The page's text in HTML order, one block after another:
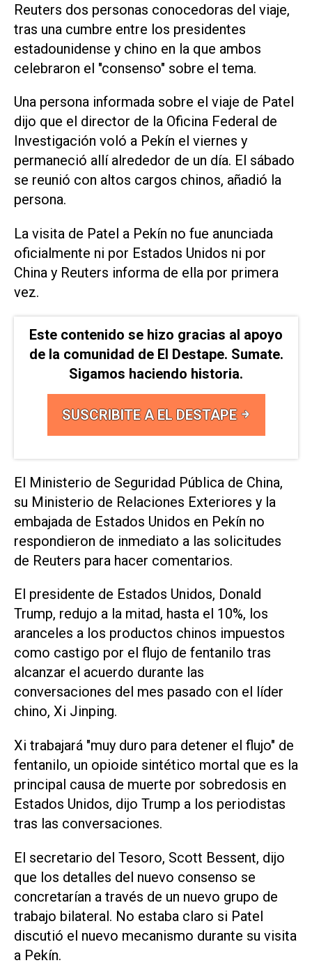
Reuters dos personas conocedoras del viaje,
tras una cumbre entre los presidentes
estadounidense y chino en la que ambos
celebraron el "consenso" sobre el tema.
Una persona informada sobre el viaje de Patel
dijo que el director de la Oficina Federal de
Investigación voló a Pekín el viernes y
permaneció allí alrededor de un día. El sábado
se reunió con altos cargos chinos, añadió la
persona.
La visita de Patel a Pekín no fue anunciada
oficialmente ni por Estados Unidos ni por
China y Reuters informa de ella por primera
vez.
Este contenido se hizo gracias al apoyo
de la comunidad de El Destape. Sumate.
Sigamos haciendo historia.
SUSCRIBITE A EL DESTAPE
El Ministerio de Seguridad Pública de China,
su Ministerio de Relaciones Exteriores y la
embajada de Estados Unidos en Pekín no
respondieron de inmediato a las solicitudes
de Reuters para hacer comentarios.
El presidente de Estados Unidos, Donald
Trump, redujo a la mitad, hasta el 10%, los
aranceles a los productos chinos impuestos
como castigo por el flujo de fentanilo tras
alcanzar el acuerdo durante las
conversaciones del mes pasado con el líder
chino, Xi Jinping.
Xi trabajará "muy duro para detener el flujo" de
fentanilo, un opioide sintético mortal que es la
principal causa de muerte por sobredosis en
Estados Unidos, dijo Trump a los periodistas
tras las conversaciones.
El secretario del Tesoro, Scott Bessent, dijo
que los detalles del nuevo consenso se
concretarían a través de un nuevo grupo de
trabajo bilateral. No estaba claro si Patel
discutió el nuevo mecanismo durante su visita
a Pekín.